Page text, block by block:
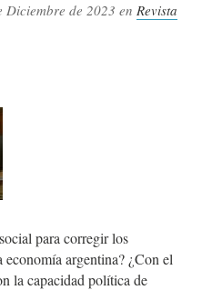
Diciembre de 2023 enRevista
para corregir los
economía argentina? ¿Con el
la capacidad política de